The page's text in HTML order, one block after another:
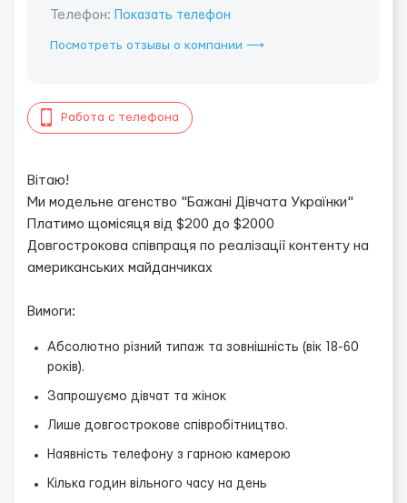
Телефон: Показать телефон
Посмотреть отзывы о компании ⟶
Работа с телефона
Вітаю!
Ми модельне агенство "Бажані Дівчата Українки"
Платимо щомісяця від $200 до $2000
Довгострокова співпраця по реалізації контенту на
американських майданчиках
Вимоги:
Абсолютно різний типаж та зовнішність (вік 18-60
років).
Запрошуємо дівчат та жінок
Лише довгострокове співробітництво.
Наявність телефону з гарною камерою
Кілька годин вільного часу на день